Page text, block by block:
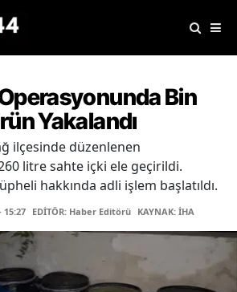
Bin
Yakalandı
ilçesinde düzenlenen
litre sahte içki ele geçirildi.
hakkında adli işlem başlatıldı.
15:27 EDİTÖR: Haber Editörü KAYNAK: İHA